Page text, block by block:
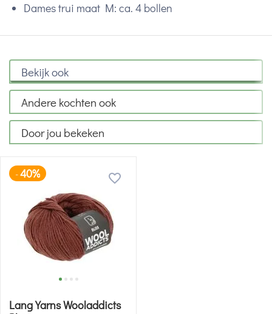
Dames trui maat M: ca. 4 bollen
Bekijk ook
Andere kochten ook
Door jou bekeken
-40%
Lang Yarns Wooladdicts